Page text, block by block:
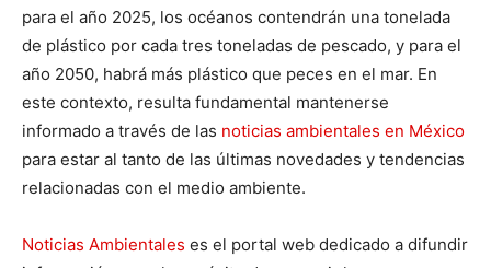
para el año 2025, los océanos contendrán una tonelada
de plástico por cada tres toneladas de pescado, y para el
año 2050, habrá más plástico que peces en el mar. En
este contexto, resulta fundamental mantenerse
informado a través de las noticias ambientales en México
para estar al tanto de las últimas novedades y tendencias
relacionadas con el medio ambiente.
Noticias Ambientales es el portal web dedicado a difundir